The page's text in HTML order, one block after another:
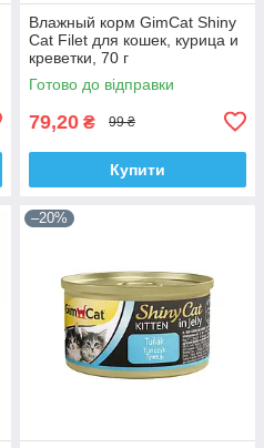
Влажный корм GimCat Shiny
Cat Filet для кошек, курица и
креветки, 70 г
Готово до відправки
79,20 ₴ 99 ₴
Купити
–20%